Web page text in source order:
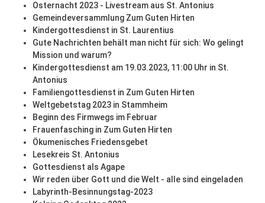
Osternacht 2023 - Livestream aus St. Antonius
Gemeindeversammlung Zum Guten Hirten
Kindergottesdienst in St. Laurentius
Gute Nachrichten behält man nicht für sich: Wo gelingt
Mission und warum?
Kindergottesdienst am 19.03.2023, 11:00 Uhr in St.
Antonius
Familiengottesdienst in Zum Guten Hirten
Weltgebetstag 2023 in Stammheim
Beginn des Firmwegs im Februar
Frauenfasching in Zum Guten Hirten
Ökumenisches Friedensgebet
Lesekreis St. Antonius
Gottesdienst als Agape
Wir reden über Gott und die Welt - alle sind eingeladen
Labyrinth-Besinnungstag-2023